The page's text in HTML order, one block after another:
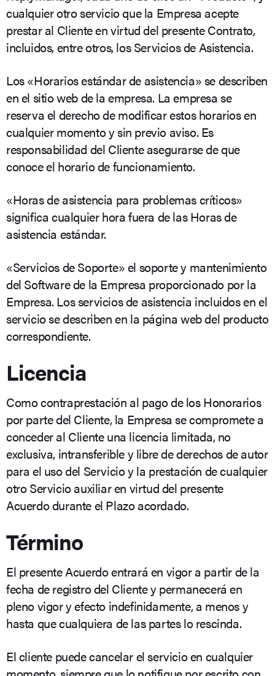
cualquier otro servicio que la Empresa acepte
prestar al Cliente en virtud del presente Contrato,
incluidos, entre otros, los Servicios de Asistencia.
Los «Horarios estándar de asistencia» se describen
en el sitio web de la empresa. La empresa se
reserva el derecho de modificar estos horarios en
cualquier momento y sin previo aviso. Es
responsabilidad del Cliente asegurarse de que
conoce el horario de funcionamiento.
«Horas de asistencia para problemas críticos»
significa cualquier hora fuera de las Horas de
asistencia estándar.
«Servicios de Soporte» el soporte y mantenimiento
del Software de la Empresa proporcionado por la
Empresa. Los servicios de asistencia incluidos en el
servicio se describen en la página web del producto
correspondiente.
Licencia
Como contraprestación al pago de los Honorarios
por parte del Cliente, la Empresa se compromete a
conceder al Cliente una licencia limitada, no
exclusiva, intransferible y libre de derechos de autor
para el uso del Servicio y la prestación de cualquier
otro Servicio auxiliar en virtud del presente
Acuerdo durante el Plazo acordado.
Término
El presente Acuerdo entrará en vigor a partir de la
fecha de registro del Cliente y permanecerá en
pleno vigor y efecto indefinidamente, a menos y
hasta que cualquiera de las partes lo rescinda.
El cliente puede cancelar el servicio en cualquier